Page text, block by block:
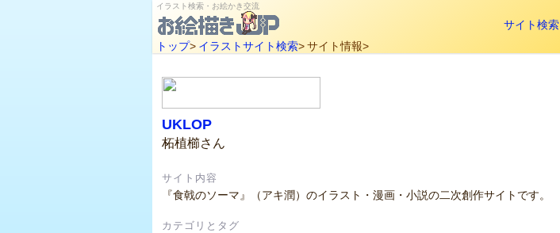
イラスト検索・お絵かき交流
サイト検索
トップ> イラストサイト検索>サイト情報>
UKLOP
柘植櫛さん
サイト内容
『食戟のソーマ』（アキ潤）のイラスト・漫画・小説の二次創作サイトです。
カテゴリとタグ